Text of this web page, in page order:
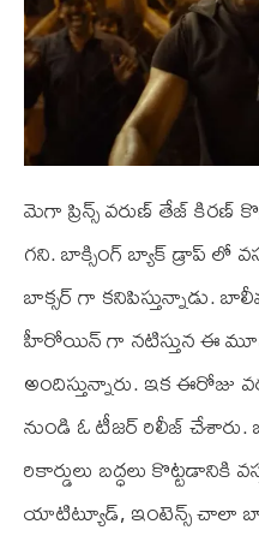
మెగా ప్రిన్స్ వరుణ్ తేజ్ కిరణ్
గని. బాక్సింగ్ బ్యాక్ డ్రాప్ లో
బాక్సర్ గా కనిపిస్తున్నాడు.
హీరోయిన్ గా నటిస్తున ఈ
అందిస్తున్నారు. ఇక ఈరోజు
నుండి ఓ టీజర్ రిలీజ్
రికార్డులు బద్ధలు కొట్టడానికి
యాటిట్యూడ్, ఇంటెన్స్ చాలా